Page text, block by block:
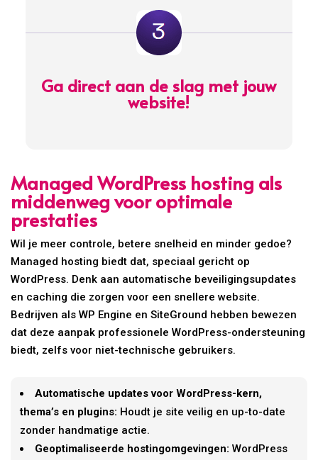
Ga direct aan de slag met jouw
website!
Managed WordPress hosting als
middenweg voor optimale
prestaties
Wil je meer controle, betere snelheid en minder gedoe?
Managed hosting biedt dat, speciaal gericht op
WordPress. Denk aan automatische beveiligingsupdates
en caching die zorgen voor een snellere website.
Bedrijven als WP Engine en SiteGround hebben bewezen
dat deze aanpak professionele WordPress-ondersteuning
biedt, zelfs voor niet-technische gebruikers.
Automatische updates voor WordPress-kern,
thema’s en plugins: Houdt je site veilig en up-to-date
zonder handmatige actie.
Geoptimaliseerde hostingomgevingen: WordPress